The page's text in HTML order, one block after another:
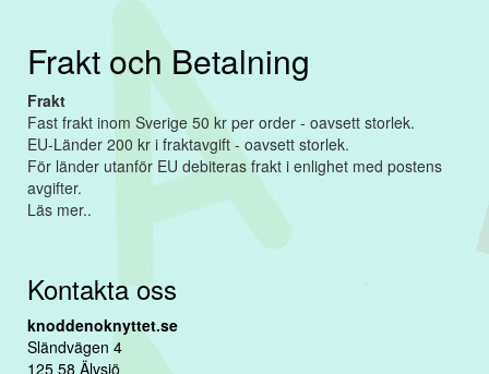
Frakt och Betalning
Frakt
Fast frakt inom Sverige 50 kr per order - oavsett storlek.
EU-Länder 200 kr i fraktavgift - oavsett storlek.
För länder utanför EU debiteras frakt i enlighet med postens
avgifter.
Läs mer..
Kontakta oss
knoddenoknyttet.se
Sländvägen 4
125 58 Älvsjö